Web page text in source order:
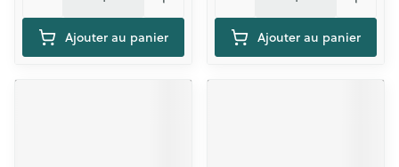
Ajouter au panier Ajouter au panier